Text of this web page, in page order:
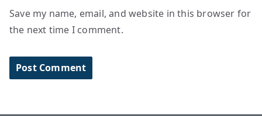
Save my name, email, and website in this browser for
the next time I comment.